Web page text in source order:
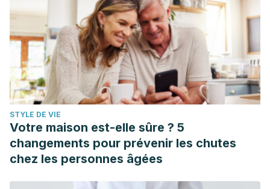
STYLE DE VIE
Votre maison est-elle sûre ? 5
changements pour prévenir les chutes
chez les personnes âgées